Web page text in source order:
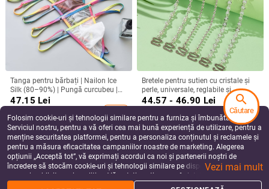
Tanga pentru bărbați | Nailon Ice
Silk (80–90%) | Pungă curcubeu |
YUTATA B918
47.15 Lei
add_shopping_cart
Bretele pentru sutien cu cristale și
perle, universale, reglabile și
detașabile; accesoriu anti-
alunecare; stil: ornament cu
diamant; Material: Alt; Lansare:
Vara 2024
44.57 - 46.90 Lei
add_shopping_cart
Folosim cookie-uri și tehnologii similare pentru a furniza și îmbunătăți
Serviciul nostru, pentru a vă oferi cea mai bună experiență de utilizare, pentru a
menține securitatea platformei, pentru a personaliza conținutul și reclamele și
pentru a măsura eficacitatea campaniilor noastre de marketing. Alegerea
opțiunii „Acceptă tot”, vă exprimați acordul ca noi și partenerii noștri de
încredere să stocăm cookie-uri și tehnologii similare pe dispozitivul dvs. în
scopuri publicitare și analitice. Vă puteți gestiona preferințele în orice moment
făcând clic pe „Gestionează preferințele”. Pentru mai multe informații, vă
Vezi mai mult
search
Căutare